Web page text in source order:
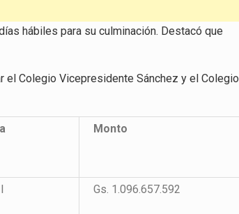
hábiles para su culminación. Destacó que
el Colegio Vicepresidente Sánchez y el Colegio
Monto
Gs. 1.096.657.592